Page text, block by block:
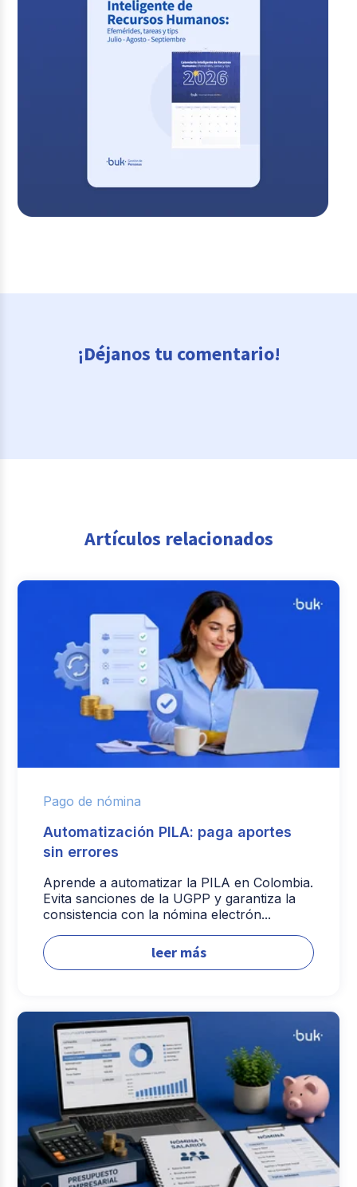
¡Déjanos tu comentario!
Artículos relacionados
Pago de nómina
Automatización PILA: paga aportes
sin errores
Aprende a automatizar la PILA en Colombia.
Evita sanciones de la UGPP y garantiza la
consistencia con la nómina electrón...
leer más